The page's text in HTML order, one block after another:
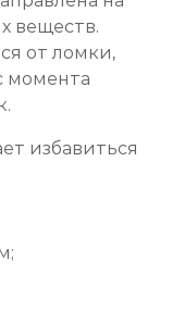
веществ.
от ломки,
момента
избавиться